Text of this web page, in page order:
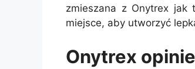
zmieszana z Onytrex jak
miejsce, aby utworzyć
Onytrex